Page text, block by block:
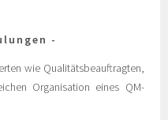
wie Qualitätsbeauftragten,
Organisation eines QM-